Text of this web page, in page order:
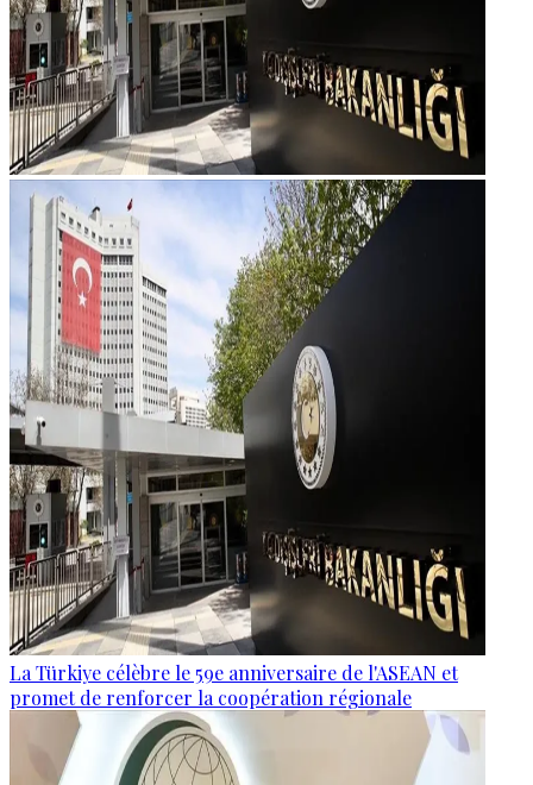
La Türkiye célèbre le 59e anniversaire de l'ASEAN et
promet de renforcer la coopération régionale